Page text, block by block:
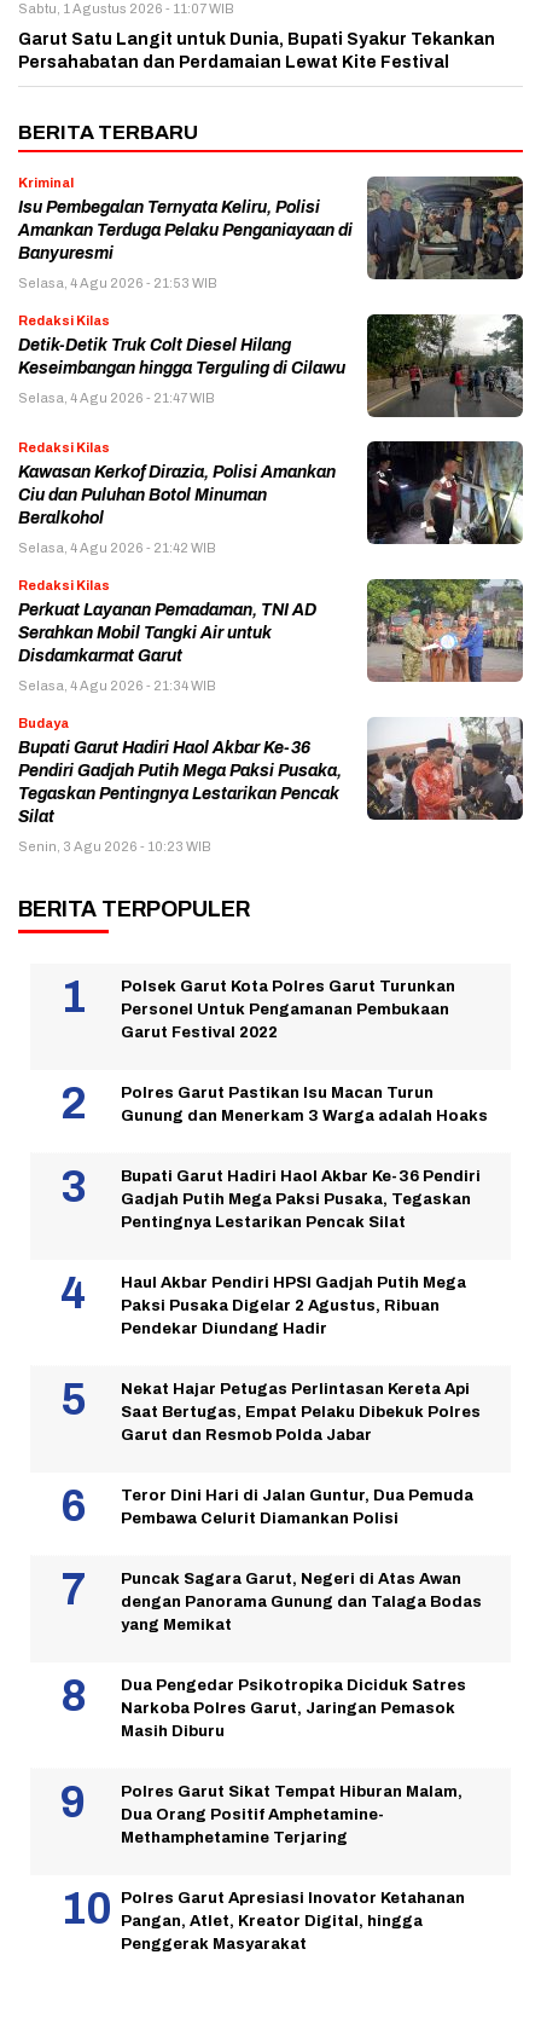
Sabtu, 1 Agustus 2026 - 11:07 WIB
Garut Satu Langit untuk Dunia, Bupati Syakur Tekankan
Persahabatan dan Perdamaian Lewat Kite Festival
BERITA TERBARU
Kriminal
Isu Pembegalan Ternyata Keliru, Polisi
Amankan Terduga Pelaku Penganiayaan di
Banyuresmi
Selasa, 4 Agu 2026 - 21:53 WIB
Redaksi Kilas
Detik-Detik Truk Colt Diesel Hilang
Keseimbangan hingga Terguling di Cilawu
Selasa, 4 Agu 2026 - 21:47 WIB
Redaksi Kilas
Kawasan Kerkof Dirazia, Polisi Amankan
Ciu dan Puluhan Botol Minuman
Beralkohol
Selasa, 4 Agu 2026 - 21:42 WIB
Redaksi Kilas
Perkuat Layanan Pemadaman, TNI AD
Serahkan Mobil Tangki Air untuk
Disdamkarmat Garut
Selasa, 4 Agu 2026 - 21:34 WIB
Budaya
Bupati Garut Hadiri Haol Akbar Ke-36
Pendiri Gadjah Putih Mega Paksi Pusaka,
Tegaskan Pentingnya Lestarikan Pencak
Silat
Senin, 3 Agu 2026 - 10:23 WIB
BERITA TERPOPULER
Polsek Garut Kota Polres Garut Turunkan
Personel Untuk Pengamanan Pembukaan
Garut Festival 2022
Polres Garut Pastikan Isu Macan Turun
Gunung dan Menerkam 3 Warga adalah Hoaks
Bupati Garut Hadiri Haol Akbar Ke-36 Pendiri
Gadjah Putih Mega Paksi Pusaka, Tegaskan
Pentingnya Lestarikan Pencak Silat
Haul Akbar Pendiri HPSI Gadjah Putih Mega
Paksi Pusaka Digelar 2 Agustus, Ribuan
Pendekar Diundang Hadir
Nekat Hajar Petugas Perlintasan Kereta Api
Saat Bertugas, Empat Pelaku Dibekuk Polres
Garut dan Resmob Polda Jabar
Teror Dini Hari di Jalan Guntur, Dua Pemuda
Pembawa Celurit Diamankan Polisi
Puncak Sagara Garut, Negeri di Atas Awan
dengan Panorama Gunung dan Talaga Bodas
yang Memikat
Dua Pengedar Psikotropika Diciduk Satres
Narkoba Polres Garut, Jaringan Pemasok
Masih Diburu
Polres Garut Sikat Tempat Hiburan Malam,
Dua Orang Positif Amphetamine-
Methamphetamine Terjaring
Polres Garut Apresiasi Inovator Ketahanan
Pangan, Atlet, Kreator Digital, hingga
Penggerak Masyarakat